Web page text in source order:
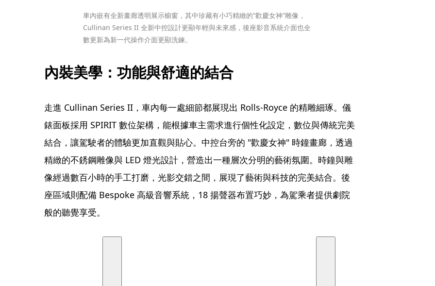
車內嵌有全新畫廊透明展示櫥窗，其中珍藏有小巧精緻的“歡慶女神”雕像，
Cullinan Series II 全新中控設計更顯年輕與未來感，後座影音系統介面也全
數更新為新一代操作介面更顯洗鍊。
內裝美學：功能與舒適的結合
走進 Cullinan Series II，車內每一處細節都展現出 Rolls-Royce 的精雕細琢。儀
錶面板採用 SPIRIT 數位架構，能根據車主需求進行個性化設定，數位與傳統完美
結合，讓駕駛者的體驗更加直觀與貼心。中控台旁的 "歡慶女神" 時鐘畫廊，透過
精緻的不銹鋼雕像與 LED 燈光設計，營造出一種層次分明的藝術氛圍。時鐘與雕
像經過數百小時的手工打磨，光影交錯之間，展現了藝術與科技的完美結合。後
座區域則配備 Bespoke 高級音響系統，18 揚聲器布置巧妙，為駕乘者提供劇院
般的聽覺享受。